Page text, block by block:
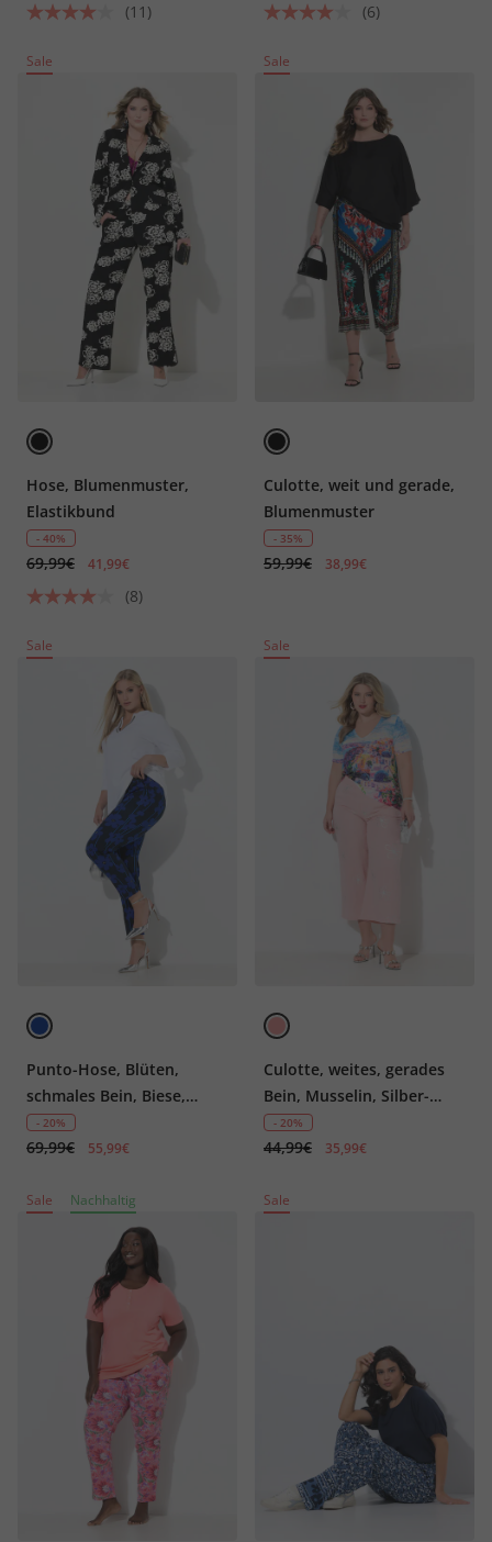
(11) (6)
Sale
Hose, Blumenmuster,
Elastikbund
- 40%
69,99€ 41,99€
(8)
Sale
Culotte, weit und gerade,
Blumenmuster
- 35%
59,99€ 38,99€
Sale
Punto-Hose, Blüten,
schmales Bein, Biese,
Elastikbund
- 20%
69,99€ 55,99€
Sale
Culotte, weites, gerades
Bein, Musselin, Silber-
Blüten
- 20%
44,99€ 35,99€
Sale Nachhaltig Sale